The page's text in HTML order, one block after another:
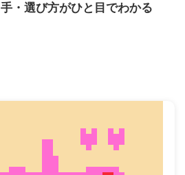
手・選び方がひと目でわかる